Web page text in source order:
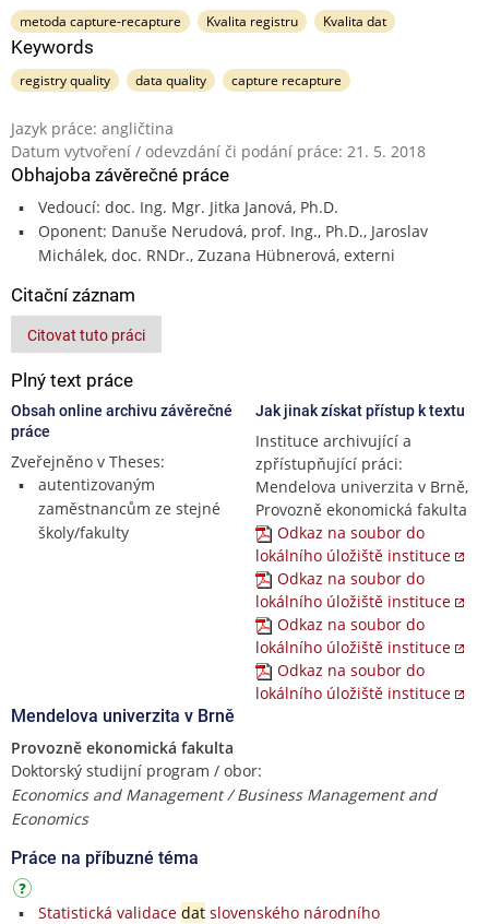
metoda capture-recapture Kvalita registru Kvalita dat
Keywords
registry quality data quality capture recapture
Jazyk práce: angličtina
Datum vytvoření / odevzdání či podání práce: 21. 5. 2018
Obhajoba závěrečné práce
Vedoucí: doc. Ing. Mgr. Jitka Janová, Ph.D.
Oponent: Danuše Nerudová, prof. Ing., Ph.D., Jaroslav
Michálek, doc. RNDr., Zuzana Hübnerová, externi
Citační záznam
Citovat tuto práci
Plný text práce
Obsah online archivu závěrečné
práce
Zveřejněno v Theses:
autentizovaným
zaměstnancům ze stejné
školy/fakulty
Jak jinak získat přístup k textu
Instituce archivující a
zpřístupňující práci:
Mendelova univerzita v Brně,
Provozně ekonomická fakulta
Odkaz na soubor do
lokálního úložiště instituce
Odkaz na soubor do
lokálního úložiště instituce
Odkaz na soubor do
lokálního úložiště instituce
Odkaz na soubor do
lokálního úložiště instituce
Mendelova univerzita v Brně
Provozně ekonomická fakulta
Doktorský studijní program / obor:
Economics and Management / Business Management and
Economics
Práce na příbuzné téma
Statistická validace datslovenského národního